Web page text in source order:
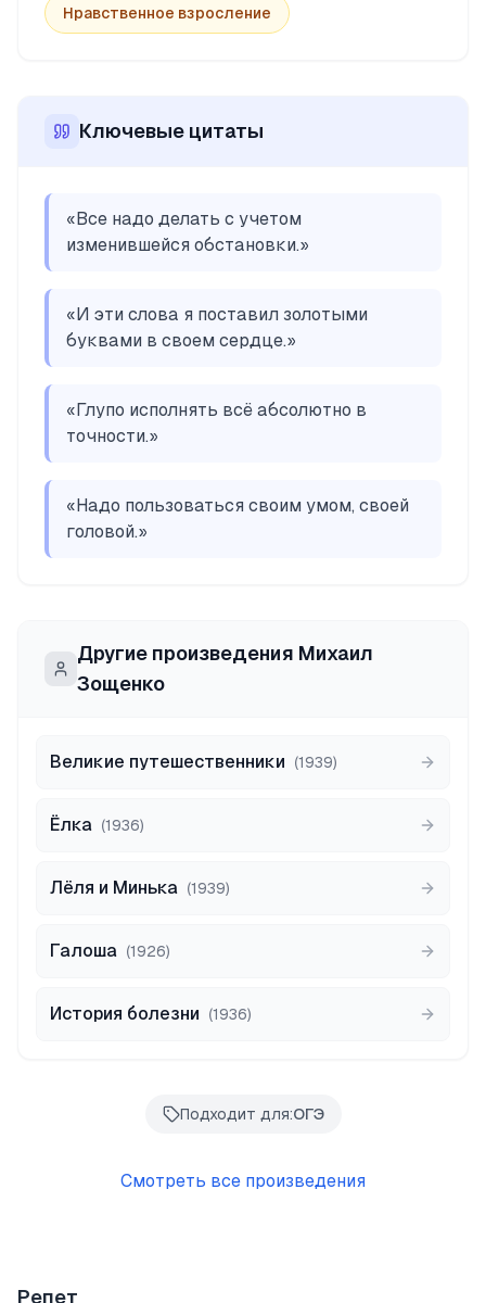
Нравственное взросление
Ключевые цитаты
«Все надо делать с учетом
изменившейся обстановки.»
«И эти слова я поставил золотыми
буквами в своем сердце.»
«Глупо исполнять всё абсолютно в
точности.»
«Надо пользоваться своим умом, своей
головой.»
Другие произведения Михаил
Зощенко
Великие путешественники (1939)
Ёлка (1936)
Лёля и Минька (1939)
Галоша (1926)
История болезни (1936)
Подходит для:ОГЭ
Смотреть все произведения
Репет